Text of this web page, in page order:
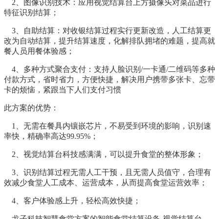
2、图像识别技术：应用视觉结算台上方摄像头对菜品进行
特征识别结算；
3、自助结算：对收银结算过程实行更新改造，人工结算更
改为自动结算，提升结算速度，化解排队拥堵的难题，提高就
餐人员用餐体验感；
4、多种方式聚合支付：支持人脸识别/一卡通/二维码等多种
付款方式，省时省力，方便快捷，解决用户携带多张卡、忘带
卡的烦恼，紧跟当下人们支付习惯
此方案的优势：
1、无需在餐具内镶嵌芯片，不易受到环境的影响，识别速
率快，精确率高达99.95%；
2、视觉结算台科技感满满，可以提升食堂的整体形象；
3、识别结算过程无需人工干预，且无需人员值守，合理有
效减少食堂人工成本、运营成本，从而提高食堂运营效率；
4、客户体验感上升，轻松高效快捷；